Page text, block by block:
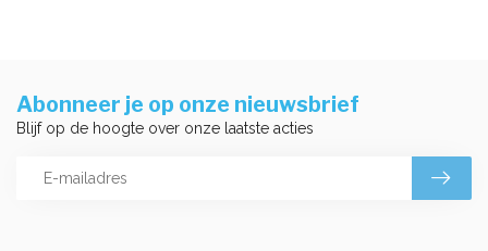
Abonneer je op onze nieuwsbrief
Blijf op de hoogte over onze laatste acties